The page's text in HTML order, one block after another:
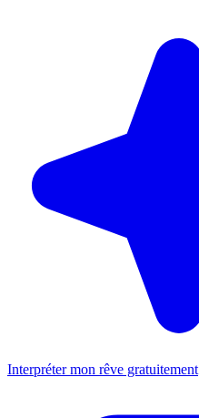
Interpréter mon rêve gratuitement